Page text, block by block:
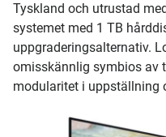
Tyskland och utrustad
systemet med 1 TB
uppgraderingsalternativ.
omisskännlig symbios av
modularitet i uppställning